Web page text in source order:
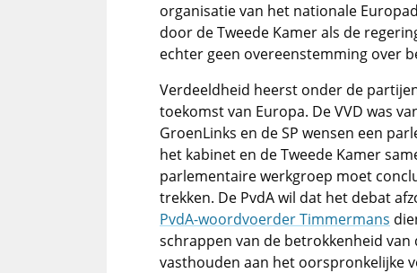
organisatie van het nationale
door de Tweede Kamer als de
echter geen overeenstemming over
Verdeeldheid heerst onder de
toekomst van Europa. De VVD was
GroenLinks en de SP wensen een
het kabinet en de Tweede Kamer
parlementaire werkgroep moet
trekken. De PvdA wil dat het debat
PvdA-woordvoerder Timmermans
schrappen van de betrokkenheid van
vasthouden aan het oorspronkelijke